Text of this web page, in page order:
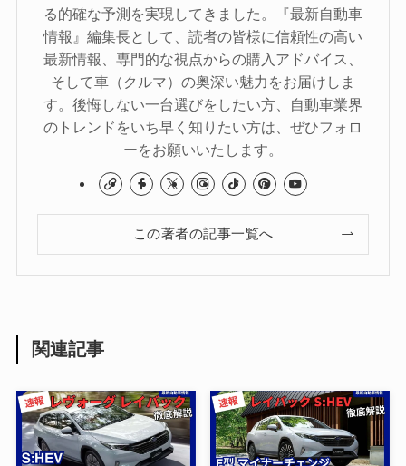
る的確な予測を実現してきました。『最新自動車
情報』編集長として、読者の皆様に信頼性の高い
最新情報、専門的な視点からの購入アドバイス、
そして車（クルマ）の奥深い魅力をお届けしま
す。後悔しない一台選びをしたい方、自動車業界
のトレンドをいち早く知りたい方は、ぜひフォロ
ーをお願いいたします。
この著者の記事一覧へ
関連記事